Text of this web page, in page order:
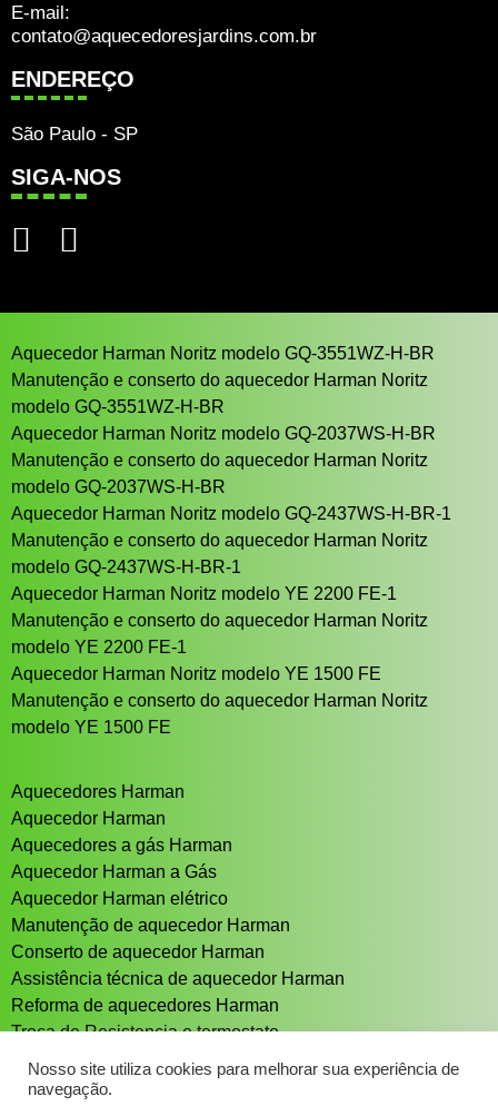
E-mail:
contato@aquecedoresjardins.com.br
ENDEREÇO
São Paulo - SP
SIGA-NOS
Aquecedor Harman Noritz modelo GQ-3551WZ-H-BR
Manutenção e conserto do aquecedor Harman Noritz
modelo GQ-3551WZ-H-BR
Aquecedor Harman Noritz modelo GQ-2037WS-H-BR
Manutenção e conserto do aquecedor Harman Noritz
modelo GQ-2037WS-H-BR
Aquecedor Harman Noritz modelo GQ-2437WS-H-BR-1
Manutenção e conserto do aquecedor Harman Noritz
modelo GQ-2437WS-H-BR-1
Aquecedor Harman Noritz modelo YE 2200 FE-1
Manutenção e conserto do aquecedor Harman Noritz
modelo YE 2200 FE-1
Aquecedor Harman Noritz modelo YE 1500 FE
Manutenção e conserto do aquecedor Harman Noritz
modelo YE 1500 FE
Aquecedores Harman
Aquecedor Harman
Aquecedores a gás Harman
Aquecedor Harman a Gás
Aquecedor Harman elétrico
Manutenção de aquecedor Harman
Conserto de aquecedor Harman
Assistência técnica de aquecedor Harman
Reforma de aquecedores Harman
Troca de Resistencia e termostato
Aquecedor solar Sistema de aquecimento solar
Nosso site utiliza cookies para melhorar sua experiência de
navegação.